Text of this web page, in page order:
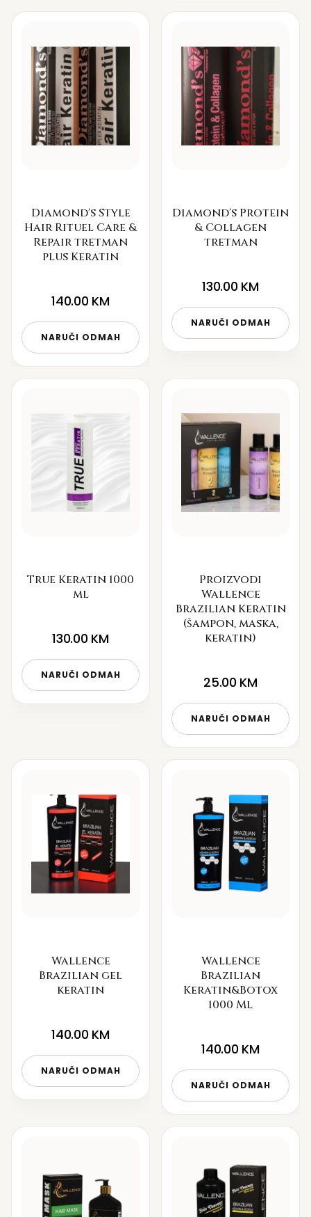
Diamond's Style
Hair Rituel Care &
Repair tretman
plus Keratin
140.00 KM
NARUČI ODMAH
Diamond's Protein
& Collagen
tretman
130.00 KM
NARUČI ODMAH
True Keratin 1000
ml
130.00 KM
NARUČI ODMAH
Proizvodi
Wallence
Brazilian Keratin
(šampon, maska,
keratin)
25.00 KM
NARUČI ODMAH
Wallence
Brazilian gel
keratin
140.00 KM
NARUČI ODMAH
Wallence
Brazilian
Keratin&Botox
1000 Ml
140.00 KM
NARUČI ODMAH